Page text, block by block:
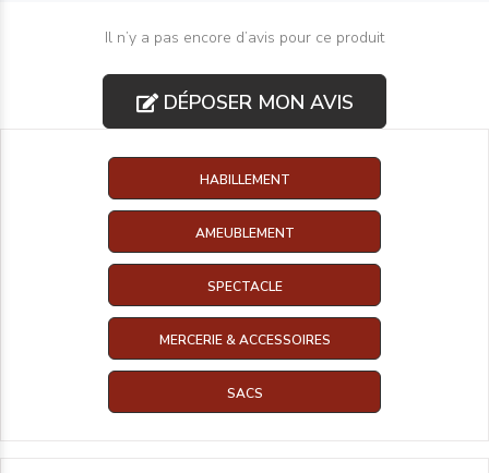
Il n’y a pas encore d’avis pour ce produit
DÉPOSER MON AVIS
HABILLEMENT
AMEUBLEMENT
SPECTACLE
MERCERIE & ACCESSOIRES
SACS